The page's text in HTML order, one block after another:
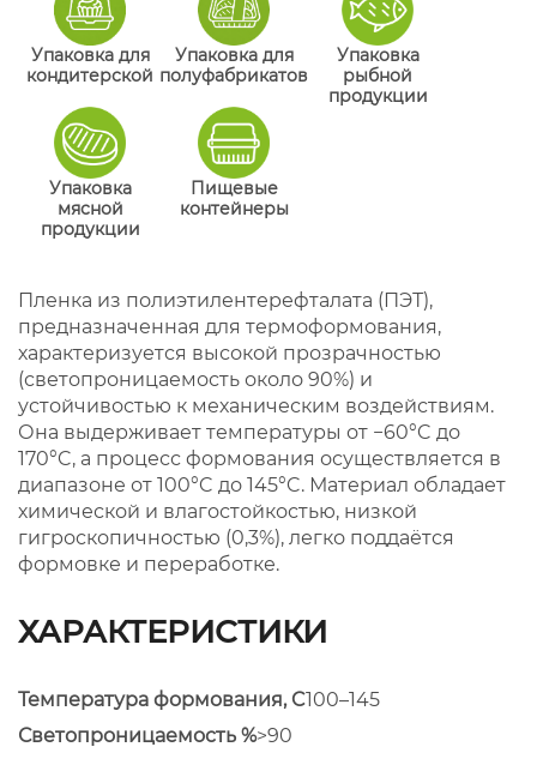
Упаковка для
кондитерской
Упаковка для
полуфабрикатов
Упаковка
рыбной
продукции
Упаковка
мясной
продукции
Пищевые
контейнеры
Пленка из полиэтилентерефталата (ПЭТ),
предназначенная для термоформования,
характеризуется высокой прозрачностью
(светопроницаемость около 90%) и
устойчивостью к механическим воздействиям.
Она выдерживает температуры от −60°C до
170°C, а процесс формования осуществляется в
диапазоне от 100°C до 145°C. Материал обладает
химической и влагостойкостью, низкой
гигроскопичностью (0,3%), легко поддаётся
формовке и переработке.
ХАРАКТЕРИСТИКИ
Температура формования, C100–145
Светопроницаемость %>90